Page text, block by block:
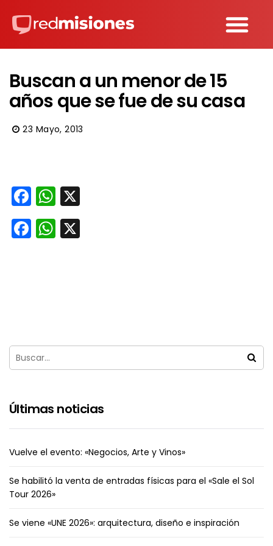
Buscan a un menor de 15
años que se fue de su casa
23 Mayo, 2013
Facebook
WhatsApp
Facebook
WhatsApp
Últimas noticias
Vuelve el evento: «Negocios, Arte y Vinos»
Se habilitó la venta de entradas físicas para el «Sale el Sol
Tour 2026»
Se viene «UNE 2026»: arquitectura, diseño e inspiración